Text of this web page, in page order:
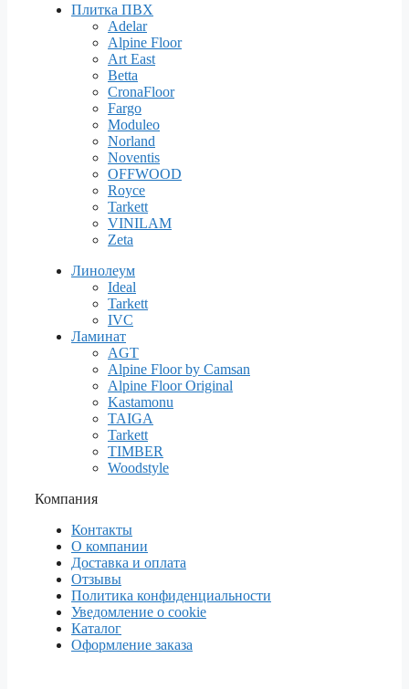
Плитка ПВХ
Adelar
Alpine Floor
Art East
Betta
CronaFloor
Fargo
Moduleo
Norland
Noventis
OFFWOOD
Royce
Tarkett
VINILAM
Zeta
Линолеум
Ideal
Tarkett
IVC
Ламинат
AGT
Alpine Floor by Camsan
Alpine Floor Original
Kastamonu
TAIGA
Tarkett
TIMBER
Woodstyle
Компания
Контакты
О компании
Доставка и оплата
Отзывы
Политика конфиденциальности
Уведомление о cookie
Каталог
Оформление заказа